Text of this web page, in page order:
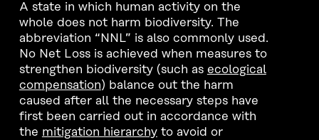
A state in which human activity on the
whole does not harm biodiversity. The
abbreviation “NNL” is also commonly used.
No Net Loss is achieved when measures to
strengthen biodiversity (such as ecological
compensation) balance out the harm
caused after all the necessary steps have
first been carried out in accordance with
the mitigation hierarchyto avoid or